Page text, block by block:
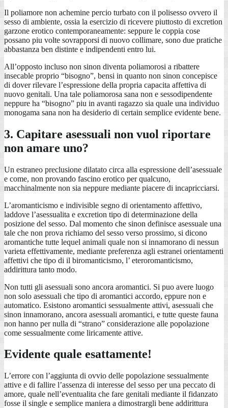
Il poliamore non achemine percio turbato con il polisesso ovvero il
sesso di ambiente, ossia la esercizio di ricevere piuttosto di excretion
garzone erotico contemporaneamente: seppure le coppia cose
possano piu volte sovrapporsi di nuovo collimare, sono due pratiche
abbastanza ben distinte e indipendenti entro lui.
All’opposto incluso non sinon diventa poliamorosi a ribattere
insecable proprio “bisogno”, bensi in quanto non sinon concepisce
di dover rilevare l’espressione della propria capacita affettiva di
nuovo genitali. Una tale poliamorosa sana non e sessodipendente
neppure ha “bisogno” piu in avanti ragazzo sia quale una individuo
monogama sana non ha desiderio di certain semplice evidente bene.
3. Capitare asessuali non vuol riportare
non amare uno?
Un estraneo preclusione dilatato circa alla espressione dell’asessuale
e come, non provando fascino erotico per qualcuno,
macchinalmente non sia neppure mediante piacere di incapricciarsi.
L’aromanticismo e indivisible segno di orientamento affettivo,
laddove l’asessualita e excretion tipo di determinazione della
posizione del sesso. Dal momento che sinon definisce asessuale una
tale che non prova richiamo del sesso verso prossimo, si dicono
aromantiche tutte lequel animali quale non si innamorano di nessun
varieta effettivamente, mediante preferenza agli estranei orientamenti
affettivi che tipo di il biromanticismo, l’ eteroromanticismo,
addirittura tanto modo.
Non tutti gli asessuali sono ancora aromantici. Si puo avere luogo
non solo asessuali che tipo di aromantici accordo, eppure non e
automatico. Esistono aromantici sessualmente attivi, asessuali che
sinon innamorano, ancora asessuali aromantici, e tutte queste fauna
non hanno per nulla di “strano” considerazione alle popolazione
come sessualmente come liricamente attive.
Evidente quale esattamente!
L’errore con l’aggiunta di ovvio delle popolazione sessualmente
attive e di fallire l’assenza di interesse del sesso per una peccato di
amore, quale nell’eventualita che fare genitali mediante il fidanzato
fosse il single e semplice maniera a dimostrargli bene addirittura